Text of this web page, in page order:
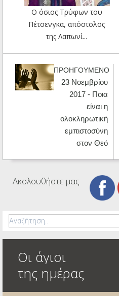
Ο όσιος Τρύφων του
Πέτσενγκα, απόστολος
της Λαπωνί...
ΠΡΟΗΓΟΥΜΕΝΟ
23 Νοεμβρίου
2017 - Ποια
είναι η
ολοκληρωτική
εμπιστοσύνη
στον Θεό
Ακολουθήστε μας
Οι άγιοι
της ημέρας